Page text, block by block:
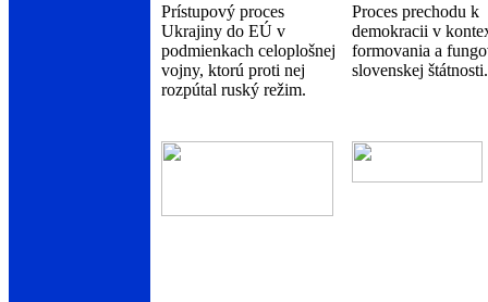
Prístupový proces
Ukrajiny do EÚ v
podmienkach celoplošnej
vojny, ktorú proti nej
rozpútal ruský režim.
Proces prechodu k
demokracii v
formovania a
slovenskej štátnosti.